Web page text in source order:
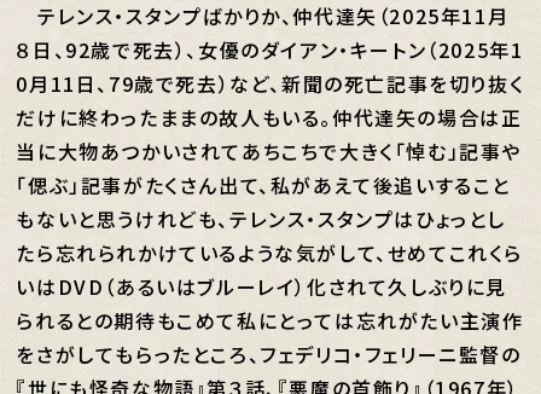
テレンス・スタンプばかりか、仲代達矢（2025年11月
８日、92歳で死去）、女優のダイアン・キートン（2025年1
0月11日、79歳で死去）など、新聞の死亡記事を切り抜く
だけに終わったままの故人もいる。仲代達矢の場合は正
当に大物あつかいされてあちこちで大きく「悼む」記事や
「偲ぶ」記事がたくさん出て、私があえて後追いすること
もないと思うけれども、テレンス・スタンプはひょっとし
たら忘れられかけているような気がして、せめてこれくら
いはDVD（あるいはブルーレイ）化されて久しぶりに見
られるとの期待もこめて私にとっては忘れがたい主演作
をさがしてもらったところ、フェデリコ・フェリーニ監督の
『世にも怪奇な物語』第３話、『悪魔の首飾り』（1967年）